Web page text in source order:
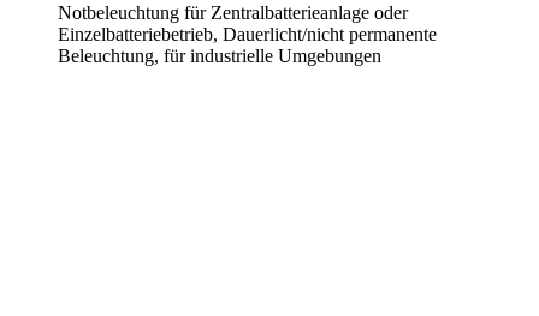
Notbeleuchtung für Zentralbatterieanlage oder
Einzelbatteriebetrieb, Dauerlicht/nicht permanente
Beleuchtung, für industrielle Umgebungen